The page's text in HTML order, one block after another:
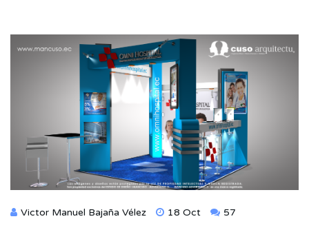
Victor Manuel Bajaña Vélez 18 Oct 57